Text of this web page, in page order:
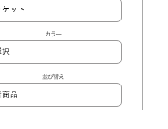
カラー
並び替え